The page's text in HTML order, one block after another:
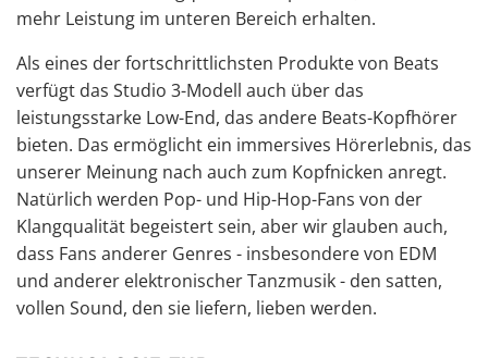
mehr Leistung im unteren Bereich erhalten.
Als eines der fortschrittlichsten Produkte von Beats
verfügt das Studio 3-Modell auch über das
leistungsstarke Low-End, das andere Beats-Kopfhörer
bieten. Das ermöglicht ein immersives Hörerlebnis, das
unserer Meinung nach auch zum Kopfnicken anregt.
Natürlich werden Pop- und Hip-Hop-Fans von der
Klangqualität begeistert sein, aber wir glauben auch,
dass Fans anderer Genres - insbesondere von EDM
und anderer elektronischer Tanzmusik - den satten,
vollen Sound, den sie liefern, lieben werden.